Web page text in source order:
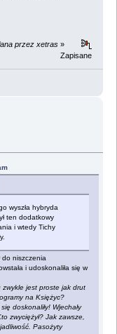
przez xetras »
Zapisane
wyszła hybryda
ten dodatkowy
i wtedy Tichy
niszczenia
i udoskonaliła się w
zwykle jest proste jak drut
na Księżyc?
doskonaliły! Wjechały
zwyciężył? Jak zawsze,
Pasożyty